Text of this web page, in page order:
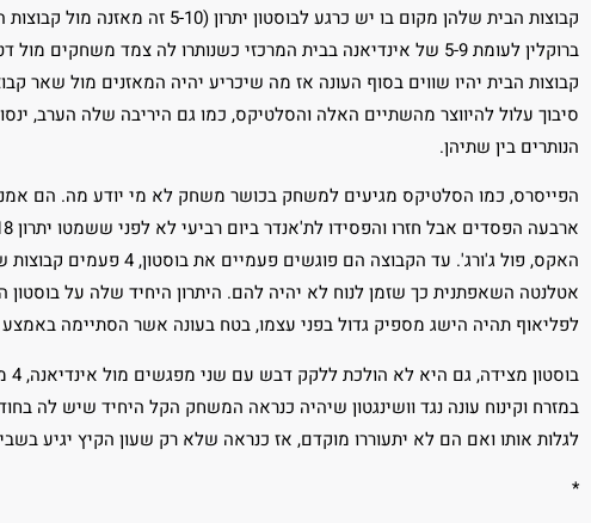
קבוצות הבית שלהן מקום בו יש כרגע
ברוקלין לעומת 5-9 של אינדיאנה בבית המרכזי כשנותרו לה צמד
קבוצות הבית יהיו שווים בסוף העונה אז מה שיכריע יהיה המאזנים מול שאר
סיבוך עלול להיווצר מהשתיים האלה והסלטיקס, כמו גם היריבה שלה הערב,
הנותרים בין שתיהן.
הפייסרס, כמו הסלטיקס מגיעים למשחק בכושר משחק לא מי יודע מה. הם
האקס, פול ג'ורג'. עד הקבוצה
אטלנטה השאפתנית כך שזמן לנוח לא יהיה להם. היתרון היחיד שלה על בוסטון
לפליאוף תהיה הישג מספיק גדול בפני עצמו, בטח בעונה אשר הסתיימה באמצע
במזרח וקינוח עונה נגד וושינגטון שיהיה כנראה המשחק הקל היחיד שיש לה
לגלות אותו ואם הם לא יתעוררו מוקדם, אז כנראה שלא רק שעון הקיץ יגיע
*